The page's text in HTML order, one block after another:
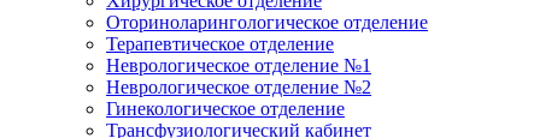
Оториноларингологическое отделение
Терапевтическое отделение
Неврологическое отделение №1
Неврологическое отделение №2
Гинекологическое отделение
Трансфузиологический кабинет